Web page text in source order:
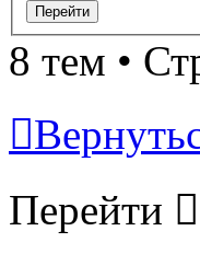
8 тем •
Перейти